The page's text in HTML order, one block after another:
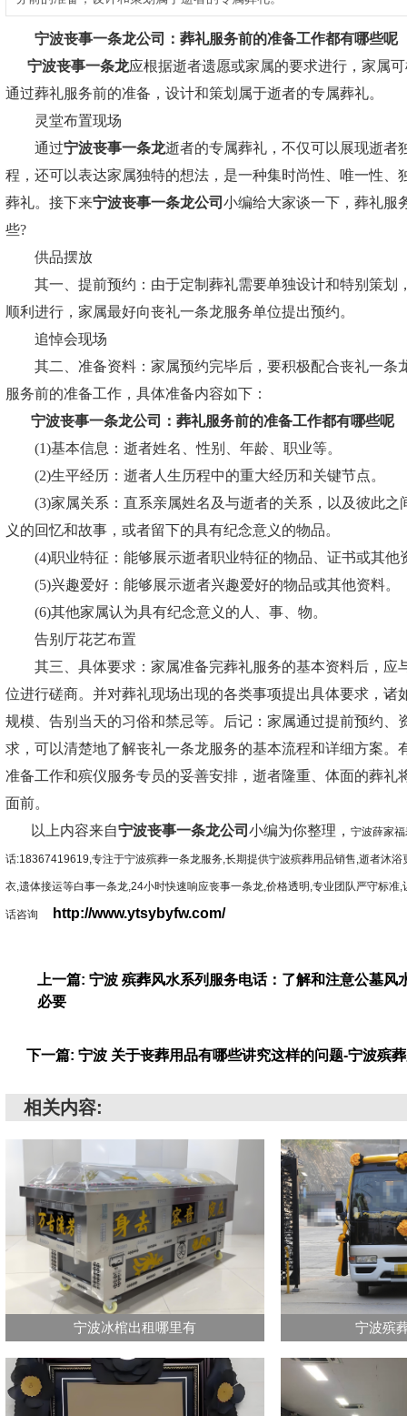
宁波丧事一条龙公司： 葬礼服务前的准备工作都有哪些呢
宁波丧事一条龙应根据逝者遗愿或家属的要求进行，家属
通过葬礼服务前的准备，设计和策划属于逝者的专属葬礼。
灵堂布置现场
通过宁波丧事一条龙逝者的专属葬礼，不仅可以展现逝者
程，还可以表达家属独特的想法，是一种集时尚性、唯一性、
葬礼。接下来宁波丧事一条龙公司 小编给大家谈一下，葬礼服
些?
供品摆放
其一、提前预约：由于定制葬礼需要单独设计和特别策划
顺利进行，家属最好向丧礼一条龙服务单位提出预约。
追悼会现场
其二、准备资料：家属预约完毕后，要积极配合丧礼一条
服务前的准备工作，具体准备内容如下：
宁波丧事一条龙公司： 葬礼服务前的准备工作都有哪些呢
(1)基本信息：逝者姓名、性别、年龄、职业等。
(2)生平经历：逝者人生历程中的重大经历和关键节点。
(3)家属关系：直系亲属姓名及与逝者的关系，以及彼此之
义的回忆和故事，或者留下的具有纪念意义的物品。
(4)职业特征：能够展示逝者职业特征的物品、证书或其他
(5)兴趣爱好：能够展示逝者兴趣爱好的物品或其他资料。
(6)其他家属认为具有纪念意义的人、事、物。
告别厅花艺布置
其三、具体要求：家属准备完葬礼服务的基本资料后，应
位进行磋商。并对葬礼现场出现的各类事项提出具体要求，诸
规模、告别当天的习俗和禁忌等。后记：家属通过提前预约、
求，可以清楚地了解丧礼一条龙服务的基本流程和详细方案。
准备工作和殡仪服务专员的妥善安排，逝者隆重、体面的葬礼
面前。
以上内容来自宁波丧事一条龙公司 小编为你整理， 宁波薛家
话:18367419619,专注于宁波殡葬一条龙服务,长期提供宁波殡葬用品销售,逝者沐浴
衣,遗体接运等白事一条龙,24小时快速响应丧事一条龙,价格透明,专业团队严守标准
话咨询 http://www.ytsybyfw.com/
上一篇: 宁波 殡葬风水系列服务电话：了解和注意公墓风
必要
下一篇: 宁波 关于丧葬用品有哪些讲究这样的问题-宁波殡
相关内容:
宁波冰棺出租哪里有 宁波殡